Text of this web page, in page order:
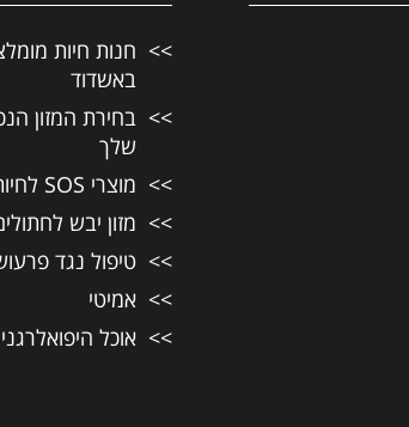
חנות חיות
באשדוד
בחירת המזון
שלך
מוצרי SOS לחיות מחמד
מזון יבש
טיפול נגד
אמיטי
אוכל